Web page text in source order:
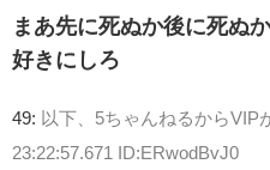
まあ先に死ぬか後に死ぬ
好きにしろ
49: 以下、5ちゃんねるからVIP
23:22:57.671 ID:ERwodBvJ0